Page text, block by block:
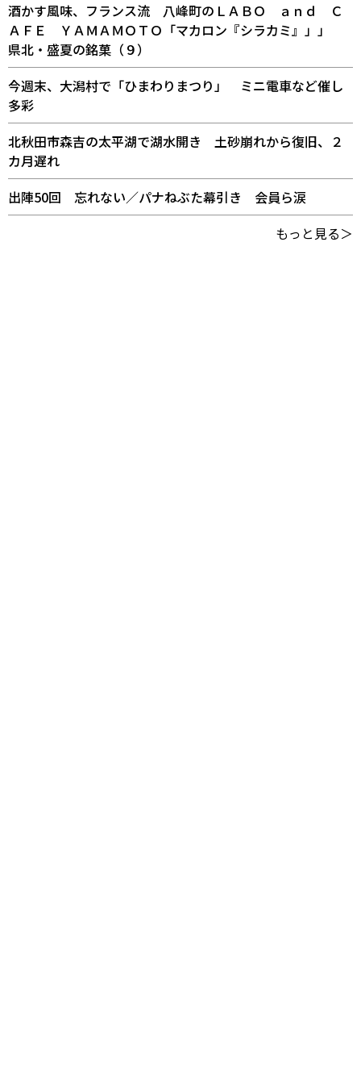
酒かす風味、フランス流 八峰町のＬＡＢＯ ａｎｄ Ｃ
ＡＦＥ ＹＡＭＡＭＯＴＯ「マカロン『シラカミ』」」
県北・盛夏の銘菓（９）
今週末、大潟村で「ひまわりまつり」 ミニ電車など催し
多彩
北秋田市森吉の太平湖で湖水開き 土砂崩れから復旧、２
カ月遅れ
出陣50回 忘れない／パナねぶた幕引き 会員ら涙
もっと見る＞